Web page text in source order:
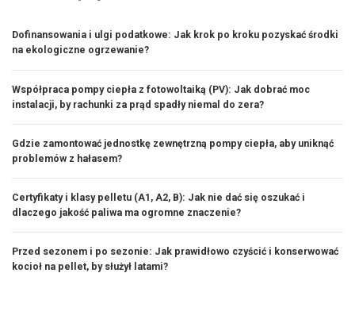
Dofinansowania i ulgi podatkowe: Jak krok po kroku pozyskać środki
na ekologiczne ogrzewanie?
Współpraca pompy ciepła z fotowoltaiką (PV): Jak dobrać moc
instalacji, by rachunki za prąd spadły niemal do zera?
Gdzie zamontować jednostkę zewnętrzną pompy ciepła, aby uniknąć
problemów z hałasem?
Certyfikaty i klasy pelletu (A1, A2, B): Jak nie dać się oszukać i
dlaczego jakość paliwa ma ogromne znaczenie?
Przed sezonem i po sezonie: Jak prawidłowo czyścić i konserwować
kocioł na pellet, by służył latami?